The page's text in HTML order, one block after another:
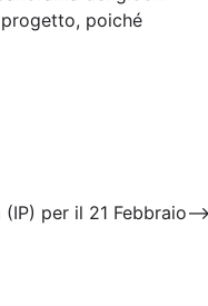
poiché
per il 21 Febbraio